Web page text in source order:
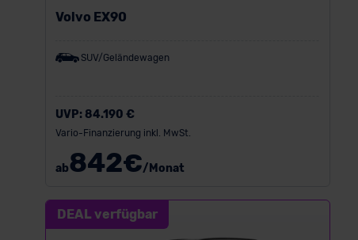
Volvo EX90
SUV/Geländewagen
UVP: 84.190 €
Vario-Finanzierung inkl. MwSt.
ab842€/Monat
DEAL verfügbar